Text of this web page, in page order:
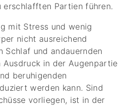
Partien führen.
mit Stress und wenig
nicht ausreichend
Schlaf und andauernden
in der Augenpartie
beruhigenden
werden kann. Sind
vorliegen, ist in der